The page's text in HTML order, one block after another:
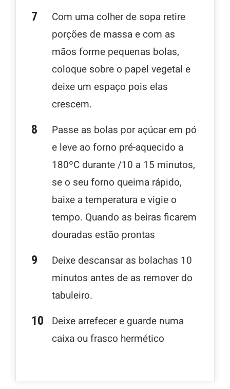
Com uma colher de sopa retire
porções de massa e com as
mãos forme pequenas bolas,
coloque sobre o papel vegetal e
deixe um espaço pois elas
crescem.
Passe as bolas por açúcar em pó
e leve ao forno pré-aquecido a
180ºC durante /10 a 15 minutos,
se o seu forno queima rápido,
baixe a temperatura e vigie o
tempo. Quando as beiras ficarem
douradas estão prontas
Deixe descansar as bolachas 10
minutos antes de as remover do
tabuleiro.
Deixe arrefecer e guarde numa
caixa ou frasco hermético